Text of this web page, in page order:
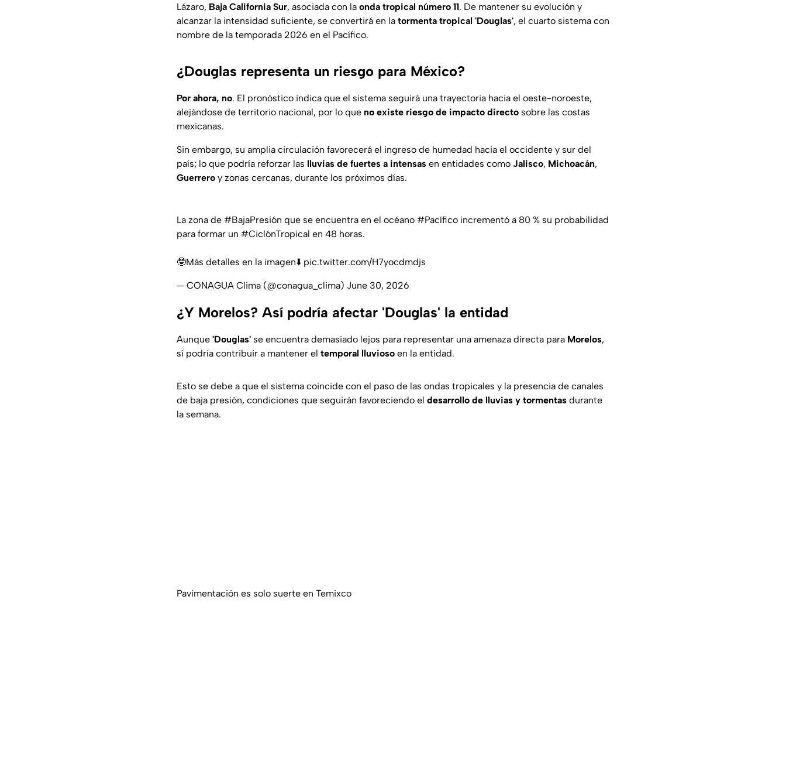
Lázaro, Baja California Sur, asociada con la onda tropical número 11. De mantener su evolución y
alcanzar la intensidad suficiente, se convertirá en la tormenta tropical 'Douglas', el cuarto sistema con
nombre de la temporada 2026 en el Pacífico.
¿Douglas representa un riesgo para México?
Por ahora, no. El pronóstico indica que el sistema seguirá una trayectoria hacia el oeste-noroeste,
alejándose de territorio nacional, por lo que no existe riesgo de impacto directo sobre las costas
mexicanas.
Sin embargo, su amplia circulación favorecerá el ingreso de humedad hacia el occidente y sur del
país; lo que podría reforzar las lluvias de fuertes a intensas en entidades como Jalisco, Michoacán,
Guerrero y zonas cercanas, durante los próximos días.
La zona de #BajaPresión que se encuentra en el océano #Pacífico incrementó a 80 % su probabilidad
para formar un #CiclónTropical en 48 horas.
🤓Más detalles en la imagen⬇️ pic.twitter.com/H7yocdmdjs
— CONAGUA Clima (@conagua_clima) June 30, 2026
¿Y Morelos? Así podría afectar 'Douglas' la entidad
Aunque 'Douglas' se encuentra demasiado lejos para representar una amenaza directa para Morelos,
sí podría contribuir a mantener el temporal lluvioso en la entidad.
Esto se debe a que el sistema coincide con el paso de las ondas tropicales y la presencia de canales
de baja presión, condiciones que seguirán favoreciendo el desarrollo de lluvias y tormentas durante
la semana.
Pavimentación es solo suerte en Temixco